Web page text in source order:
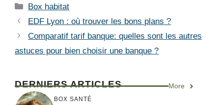
Catégories
Box habitat
EDF Lyon : où trouver les bons plans ?
Comparatif tarif banque: quelles sont les autres
astuces pour bien choisir une banque ?
DERNIERS ARTICLES More
BOX SANTÉ